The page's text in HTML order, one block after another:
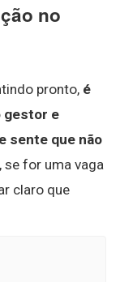
no
pronto, é
gestor e
sente que não
se for uma vaga
claro que